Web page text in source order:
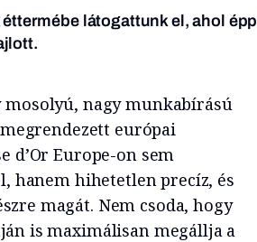
látogattunk el, ahol épp
nagy munkabírású
európai
d’Or Europe-on sem
hanem hihetetlen precíz, és
magát. Nem csoda, hogy
is maximálisan megállja a